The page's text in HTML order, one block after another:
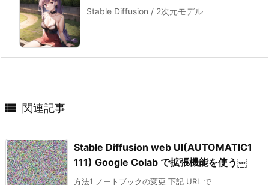
Stable Diffusion / 2次元モデル
 関連記事
Stable Diffusion web UI(AUTOMATIC1
111) Google Colab で拡張機能を使う￼
方法1 ノートブックの変更 下記 URL で